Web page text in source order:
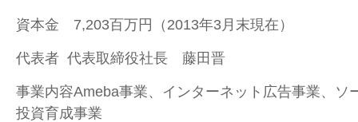
資本金 7,203百万円（2013年3月末現在）
代表者 代表取締役社長 藤田晋
事業内容Ameba事業、インターネット広告事業、ソ
投資育成事業